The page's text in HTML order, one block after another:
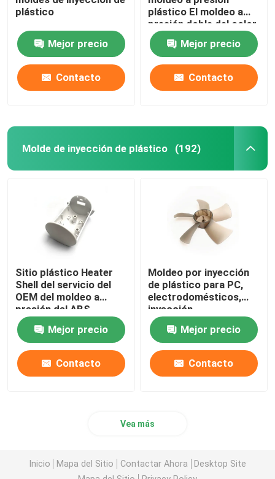
plástico
Mejor precio
Contacto
plástico El moldeo a
presión doble del color
Mejor precio
Contacto
Molde de inyección de plástico (192)
Sitio plástico Heater
Shell del servicio del
OEM del moldeo a
presión del ABS
Mejor precio
Contacto
Moldeo por inyección
de plástico para PC,
electrodomésticos,
inyección
personalizada, hoja
divertidaMejor precio
Contacto
Vea más
Inicio Mapa del Sitio Contactar Ahora
Desktop Site